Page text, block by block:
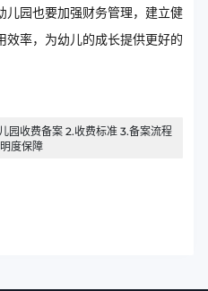
儿园也要加强财务管理，建立健
效率，为幼儿的成长提供更好的
园收费备案 2.收费标准 3.备案流程
度保障